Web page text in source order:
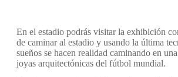
En el estadio podrás visitar la exhibición
de caminar al estadio y usando la última
sueños se hacen realidad caminando en
joyas arquitectónicas del fútbol mundial.